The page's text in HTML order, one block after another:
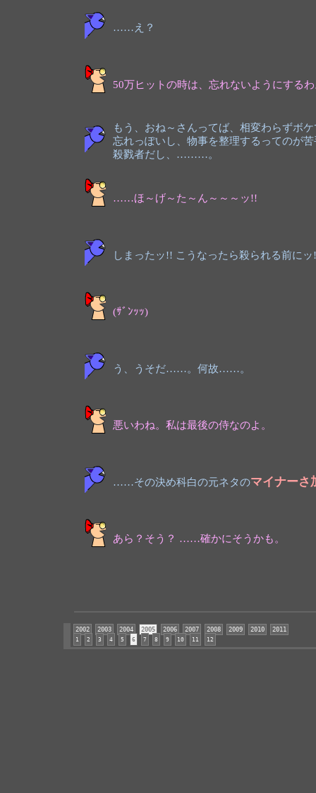
……え？
50万ヒットの時は、忘れないようにする
もう、おね～さんってば、相変わらずボ
忘れっぽいし、物事を整理するってのが
殺戮者だし、………。
……ほ～げ～た～ん～～～ッ!!
しまったッ!! こうなったら殺られる前に
(ｻﾞﾝｯｯ)
う、うそだ……。何故……。
悪いわね。私は最後の侍なのよ。
……その決め科白の元ネタのマイナーさ
あら？そう？ ……確かにそうかも。
2002 2003 2004 2005 2006 2007 2008 2009 2010
2011
1
2 3 4 5 6 7 8 9 10 11 12